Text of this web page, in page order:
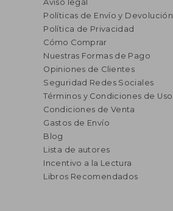
Aviso legal
Políticas de Envío y Devolución
Política de Privacidad
Cómo Comprar
Nuestras Formas de Pago
Opiniones de Clientes
Seguridad Redes Sociales
Términos y Condiciones de Uso
Condiciones de Venta
Gastos de Envío
Blog
Lista de autores
Incentivo a la Lectura
Libros Recomendados